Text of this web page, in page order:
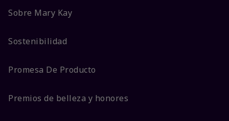
Sobre Mary Kay
Sostenibilidad
Promesa De Producto
Premios de belleza y honores